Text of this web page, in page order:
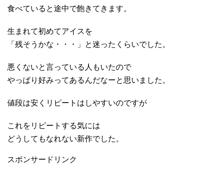
食べていると途中で飽きてきます。
生まれて初めてアイスを
「残そうかな・・・」と迷ったくらいでした。
悪くないと言っている人もいたので
やっぱり好みってあるんだなーと思いました。
値段は安くリピートはしやすいのですが
これをリピートする気には
どうしてもなれない新作でした。
スポンサードリンク